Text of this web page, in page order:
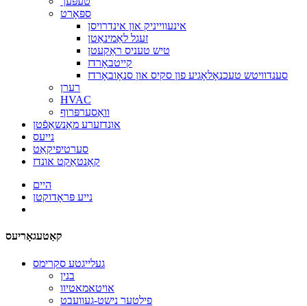
ספּאָרט
אינעווייניק און אינדרויסן
זעגל לאַמינאַטן
טיש טעניס ראַקעטן
קייטבאָרדז
סענדוויטש טעכנאָלאָגיע פון ​​סקיס און סנאָובאָרדז
רערן
HVAC
וואַסערפּרוף
אונדזערע מאַנשאַפֿטן
נייעס
סערטיפיקאַט
קאָנטאַקט אונדז
היים
נייע פּראָדוקטן
קאַטעגאָריעס
געלייגטע סקרימס
בנין
אויטאמאטיוו
פילטער נישט-געוועבט